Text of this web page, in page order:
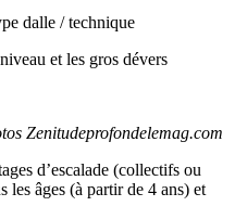
dalle / technique
et les gros dévers
Zenitudeprofondelemag.com
d’escalade (collectifs ou
les âges (à partir de 4 ans) et